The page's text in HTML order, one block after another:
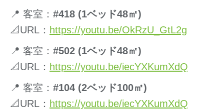
📍 客室： #418 (1ベッド48㎡)
📐URL： https://youtu.be/OkRzU_GtL2g
📍 客室： #502 (1ベッド48㎡)
📐URL： https://youtu.be/iecYXKumXdQ
📍 客室： #104 (2ベッド100㎡)
📐URL： https://youtu.be/iecYXKumXdQ